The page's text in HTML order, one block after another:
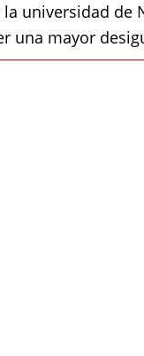
universidad de
una mayor